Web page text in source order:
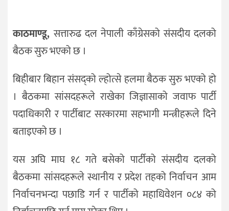
देश
काठमाण्डू,सत्तारुढ दल नेपाली काँग्रेसको संसदीय दलको
बैठक सुरु भएको छ ।
बिहीबार बिहान संसद्को ल्होत्से हलमा बैठक सुरु भएको हो
। बैठकमा सांसदहरूले राखेका जिज्ञासाको जवाफ पार्टी
पदाधिकारी र पार्टीबाट सरकारमा सहभागी मन्त्रीहरूले दिने
बताइएको छ ।
यस अघि माघ १८ गते बसेको पार्टीको संसदीय दलको
बैठकमा सांसदहरूले स्थानीय र प्रदेश तहको निर्वाचन आम
निर्वाचनभन्दा पछाडि गर्न र पार्टीको महाधिवेशन ०८४ को